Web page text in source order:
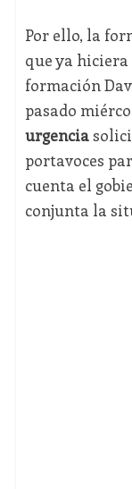
Por ello, la
que ya
formación
pasado
urgencia
portavoces
cuenta el
conjunta la